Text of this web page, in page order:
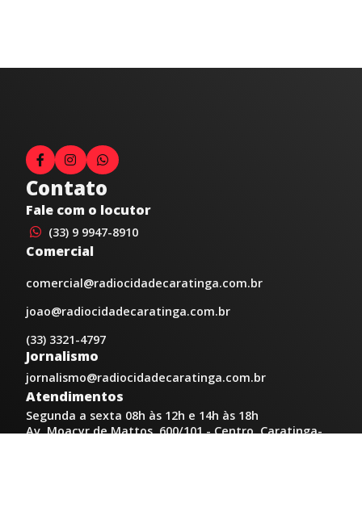
Contato
Fale com o locutor
(33) 9 9947-8910
Comercial
comercial@radiocidadecaratinga.com.br
joao@radiocidadecaratinga.com.br
(33) 3321-4797
Jornalismo
jornalismo@radiocidadecaratinga.com.br
Atendimentos
Segunda a sexta 08h às 12h e 14h às 18h
Av. Moacyr de Mattos, 600/101 - Centro. Caratinga-